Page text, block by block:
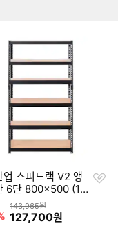
업 스피드랙 V2 앵
6단 800x500 (18
이))
상품금액
143,965원
할인금액
127,700원
찜